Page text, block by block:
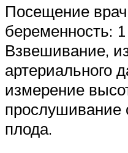
Посещение
беременность:
Взвешивание,
артериального
измерение
прослушивание
плода.